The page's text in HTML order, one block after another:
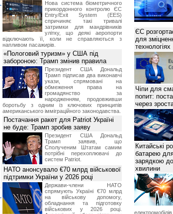
Нова система біометричного
прикордонного контролю ЄС
Entry/Exit System (EES)
спричиняє такі тривалі
затримки для мандрівників
улітку, що деякі аеропорти
відключають її, коли не справляються з
напливом пасажирів.
«Пологовий туризм» у США під
забороною: Трамп змінив правила
Президент США Дональд
Трамп підписав два виконавчі
укази, спрямовані на
обмеження права на
громадянство за
народженням, продовживши
боротьбу з одним із ключових принципів
американського імміграційного законодавства.
Постачання ракет для Patriot Україні
не буде: Трамп зробив заяву
Президент США Дональд
Трамп заявив, що
Сполученим Штатам самим
потрібні перехоплювачі до
систем Patriot.
НАТО анонсувало €70 млрд військової
підтримки України у 2026 році
Держави-члени НАТО
спрямують Україні €70 млрд
на військову допомогу,
обладнання та підготовку
військових у 2026 році.
ЄС
для
технологіях
Чіпи для
попит:
через
Китайські
батарею для
зарядкою
хвилини